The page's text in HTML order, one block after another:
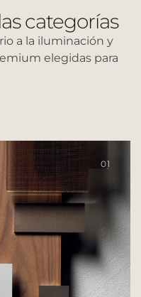
categorías
a la iluminación y
elegidas para
01